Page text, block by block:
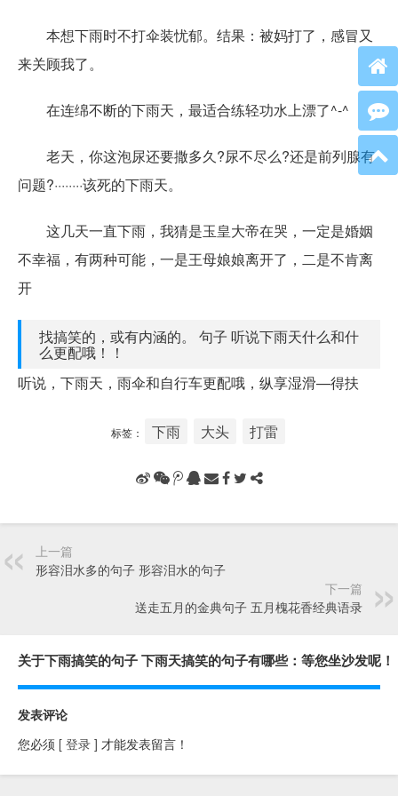
本想下雨时不打伞装忧郁。结果：被妈打了，感冒又
来关顾我了。
在连绵不断的下雨天，最适合练轻功水上漂了^-^
老天，你这泡尿还要撒多久?尿不尽么?还是前列腺有
问题?········该死的下雨天。
这几天一直下雨，我猜是玉皇大帝在哭，一定是婚姻
不幸福，有两种可能，一是王母娘娘离开了，二是不肯离
开
找搞笑的，或有内涵的。 句子 听说下雨天什么和什
么更配哦！！
听说，下雨天，雨伞和自行车更配哦，纵享湿滑—得扶
标签： 下雨 大头 打雷
上一篇
形容泪水多的句子 形容泪水的句子
下一篇
送走五月的金典句子 五月槐花香经典语录
关于下雨搞笑的句子 下雨天搞笑的句子有哪些：等您坐沙发呢！
发表评论
您必须 [ 登录 ] 才能发表留言！